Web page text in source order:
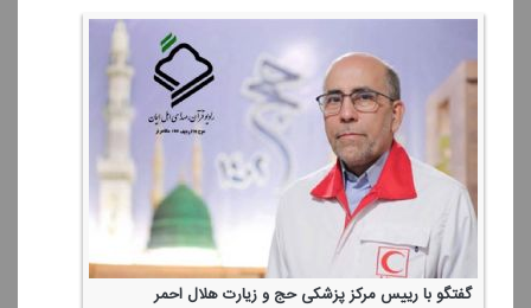
گفتگو با رییس مركز پزشكی حج و زیارت هلال احمر